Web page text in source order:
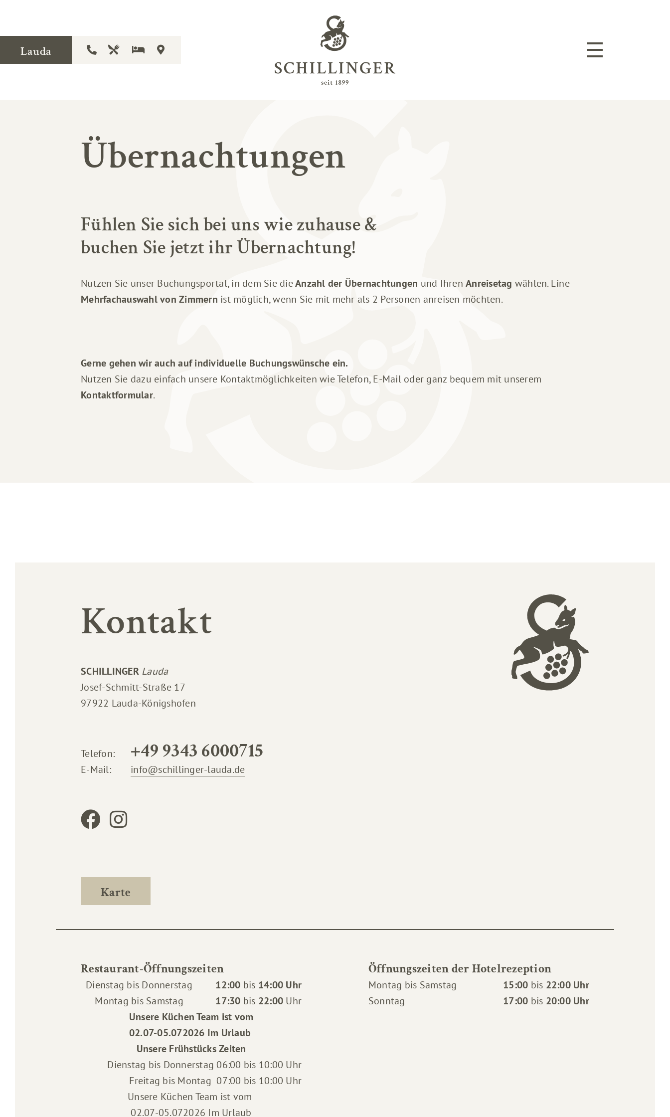
Lauda
Übernachtungen
Fühlen Sie sich bei uns wie zuhause &
buchen Sie jetzt ihr Übernachtung!
Nutzen Sie unser Buchungsportal, in dem Sie dieAnzahl der Übernachtungen und Ihren Anreisetag wählen. Eine
Mehrfachauswahl von Zimmern ist möglich, wenn Sie mit mehr als 2 Personen anreisen möchten.
Gerne gehen wir auch auf individuelle Buchungswünsche ein.
Nutzen Sie dazu einfach unsere Kontaktmöglichkeiten wie Telefon, E-Mail oder ganz bequem mit unserem
Kontaktformular.
Kontakt
SCHILLINGER Lauda
Josef-Schmitt-Straße 17
97922 Lauda-Königshofen
Telefon: +49 9343 6000715
E-Mail: info@schillinger-lauda.de
Karte
Restaurant-Öffnungszeiten
Dienstag bis Donnerstag 12:00 bis 14:00 Uhr
Montag bis Samstag
17:30 bis 22:00 Uhr
Unsere Küchen Team ist vom
02.07-05.072026 Im Urlaub
Unsere Frühstücks Zeiten
Dienstag bis Donnerstag 06:00 bis 10:00 Uhr
Freitag bis Montag 07:00 bis 10:00 Uhr
Unsere Küchen Team ist vom
02.07-05.072026 Im Urlaub
Öffnungszeiten der Hotelrezeption
Montag bis Samstag 15:00 bis 22:00 Uhr
Sonntag
17:00 bis 20:00 Uhr